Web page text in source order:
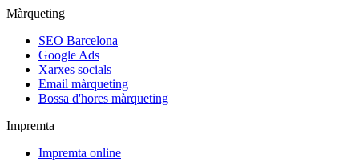
Màrqueting
SEO Barcelona
Google Ads
Xarxes socials
Email màrqueting
Bossa d'hores màrqueting
Impremta
Impremta online